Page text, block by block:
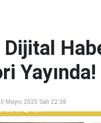
Dijital
Yayında!
Mayıs 2025 Salı 22:38